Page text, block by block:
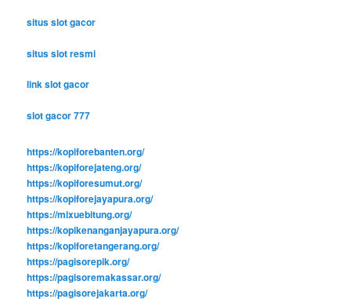
situs slot gacor
situs slot resmi
link slot gacor
slot gacor 777
https://kopiforebanten.org/
https://kopiforejateng.org/
https://kopiforesumut.org/
https://kopiforejayapura.org/
https://mixuebitung.org/
https://kopikenanganjayapura.org/
https://kopiforetangerang.org/
https://pagisorepik.org/
https://pagisoremakassar.org/
https://pagisorejakarta.org/